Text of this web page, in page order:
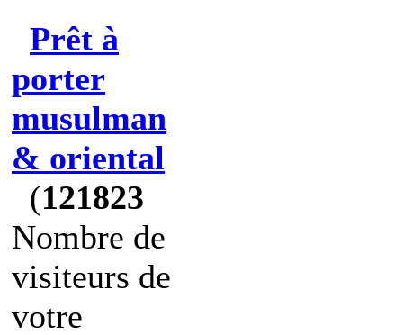
Prêt à
porter
musulman
& oriental
(121823
Nombre de
visiteurs de
votre